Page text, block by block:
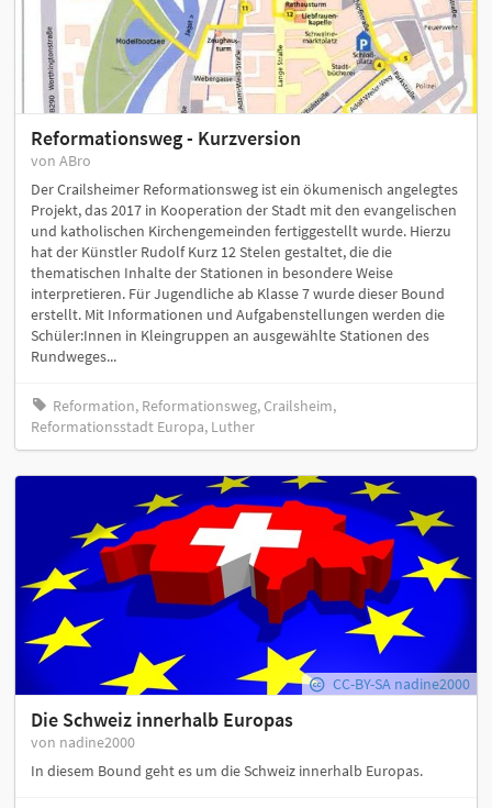
Reformationsweg - Kurzversion
von ABro
Der Crailsheimer Reformationsweg ist ein ökumenisch angelegtes
Projekt, das 2017 in Kooperation der Stadt mit den evangelischen
und katholischen Kirchengemeinden fertiggestellt wurde. Hierzu
hat der Künstler Rudolf Kurz 12 Stelen gestaltet, die die
thematischen Inhalte der Stationen in besondere Weise
interpretieren. Für Jugendliche ab Klasse 7 wurde dieser Bound
erstellt. Mit Informationen und Aufgabenstellungen werden die
Schüler:Innen in Kleingruppen an ausgewählte Stationen des
Rundweges...
Reformation, Reformationsweg, Crailsheim,
Reformationsstadt Europa, Luther
CC-BY-SA nadine2000
Die Schweiz innerhalb Europas
von nadine2000
In diesem Bound geht es um die Schweiz innerhalb Europas.